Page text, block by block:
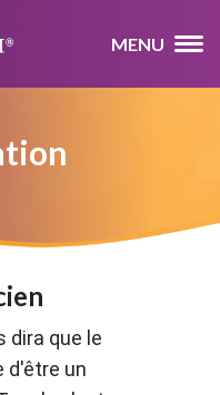
MENU
dira que le
d'être un